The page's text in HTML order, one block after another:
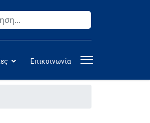
Επικοινωνία